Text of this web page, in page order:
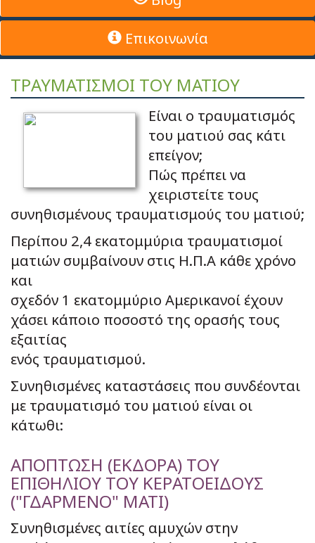
Επικοινωνία
ΤΡΑΥΜΑΤΙΣΜΟΙ ΤΟΥ ΜΑΤΙΟΥ
Είναι ο τραυματισμός
του ματιού σας κάτι
επείγον;
Πώς πρέπει να
χειριστείτε τους
συνηθισμένους τραυματισμούς του ματιού;
Περίπου 2,4 εκατομμύρια τραυματισμοί
ματιών συμβαίνουν στις Η.Π.Α κάθε χρόνο
και
σχεδόν 1 εκατομμύριο Αμερικανοί έχουν
χάσει κάποιο ποσοστό της ορασής τους
εξαιτίας
ενός τραυματισμού.
Συνηθισμένες καταστάσεις που συνδέονται
με τραυματισμό του ματιού είναι οι
κάτωθι:
ΑΠΟΠΤΩΣΗ (ΕΚΔΟΡΑ) ΤΟΥ
ΕΠΙΘΗΛΙΟΥ ΤΟΥ ΚΕΡΑΤΟΕΙΔΟΥΣ
("ΓΔΑΡΜΕΝΟ" ΜΑΤΙ)
Συνηθισμένες αιτίες αμυχών στην